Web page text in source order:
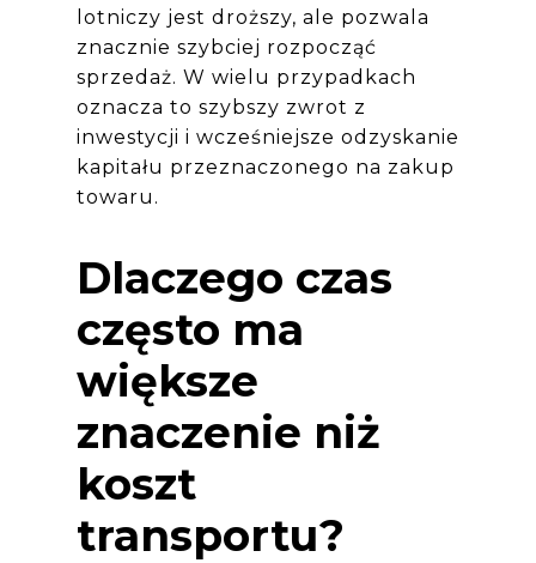
lotniczy jest droższy, ale pozwala
znacznie szybciej rozpocząć
sprzedaż. W wielu przypadkach
oznacza to szybszy zwrot z
inwestycji i wcześniejsze odzyskanie
kapitału przeznaczonego na zakup
towaru.
Dlaczego czas
często ma
większe
znaczenie niż
koszt
transportu?